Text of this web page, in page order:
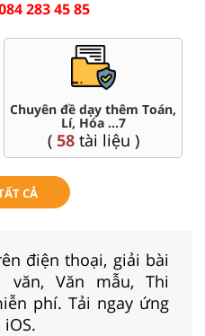
283 45 85
Chuyên đề dạy thêm Toán,
Lí, Hóa ...7
( 58tài liệu )
CẢ
điện thoại, giải bài
văn, Văn mẫu, Thi
phí. Tải ngay ứng